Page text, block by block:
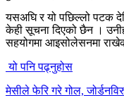
यसअघि र यो पछिल्लो पटक
केही सूचना दिएको छैन ।
सहयोगमा आइसोलेसनमा
यो पनि पढ्नुहोस
मेसीले फेरि गरे गोल,